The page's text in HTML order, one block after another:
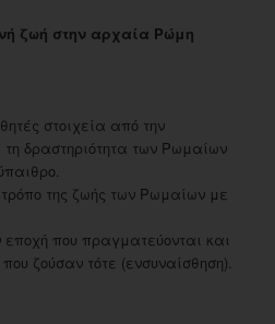
ζωή στην αρχαία Ρώμη
στοιχεία από την
δραστηριότητα των Ρωμαίων
της ζωής των Ρωμαίων με
εποχή που πραγματεύονται και
ζούσαν τότε (ενσυναίσθηση).